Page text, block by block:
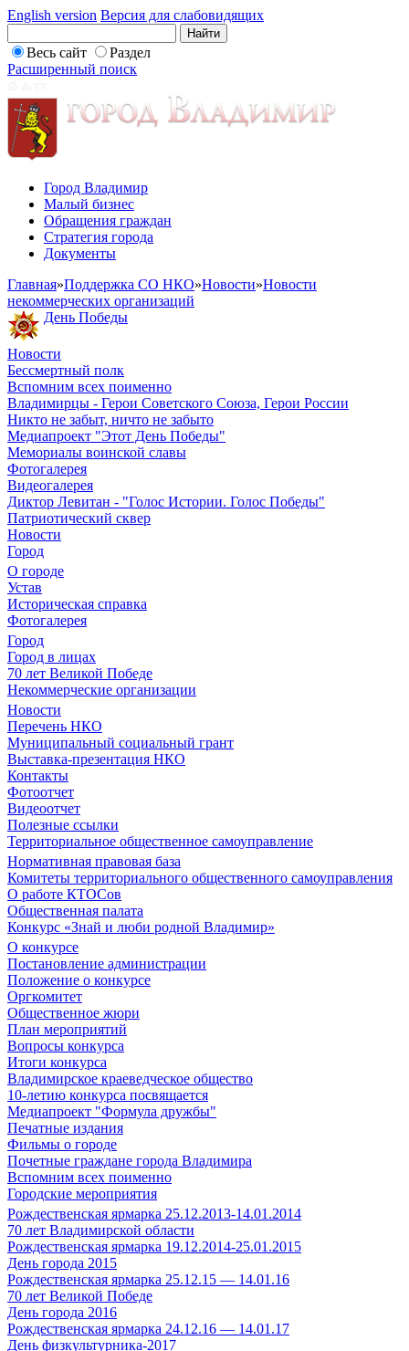
English version Версия для слабовидящих
Весь сайт
Раздел
Расширенный поиск
Город Владимир
Малый бизнес
Обращения граждан
Стратегия города
Документы
Главная»Поддержка СО НКО»Новости»Новости
некоммерческих организаций
День Победы
Новости
Бессмертный полк
Вспомним всех поименно
Владимирцы - Герои Советского Союза, Герои России
Никто не забыт, ничто не забыто
Медиапроект "Этот День Победы"
Мемориалы воинской славы
Фотогалерея
Видеогалерея
Диктор Левитан - "Голос Истории. Голос Победы"
Патриотический сквер
Новости
Город
О городе
Устав
Историческая справка
Фотогалерея
Город
Город в лицах
70 лет Великой Победе
Некоммерческие организации
Новости
Перечень НКО
Муниципальный социальный грант
Выставка-презентация НКО
Контакты
Фотоотчет
Видеоотчет
Полезные ссылки
Территориальное общественное самоуправление
Нормативная правовая база
Комитеты территориального общественного самоуправления
О работе КТОСов
Общественная палата
Конкурс «Знай и люби родной Владимир»
О конкурсе
Постановление администрации
Положение о конкурсе
Оргкомитет
Общественное жюри
План мероприятий
Вопросы конкурса
Итоги конкурса
Владимирское краеведческое общество
10-летию конкурса посвящается
Медиапроект "Формула дружбы"
Печатные издания
Фильмы о городе
Почетные граждане города Владимира
Вспомним всех поименно
Городские мероприятия
Рождественская ярмарка 25.12.2013-14.01.2014
70 лет Владимирской области
Рождественская ярмарка 19.12.2014-25.01.2015
День города 2015
Рождественская ярмарка 25.12.15 — 14.01.16
70 лет Великой Победе
День города 2016
Рождественская ярмарка 24.12.16 — 14.01.17
День физкультурника-2017